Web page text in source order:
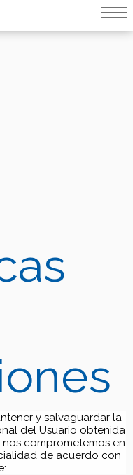
doesn't exist::SQL
where pagina=217
y salvaguardar la
del Usuario obtenida
comprometemos en
de acuerdo con